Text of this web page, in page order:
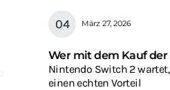
März 27, 2026
Wer mit dem Kauf der
Nintendo Switch 2
einen echten Vorteil